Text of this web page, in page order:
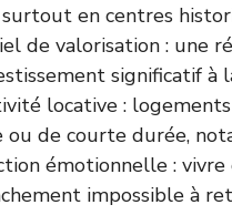
en centres
de valorisation : une
significatif à
locative :
ou de courte durée,
émotionnelle :
impossible à